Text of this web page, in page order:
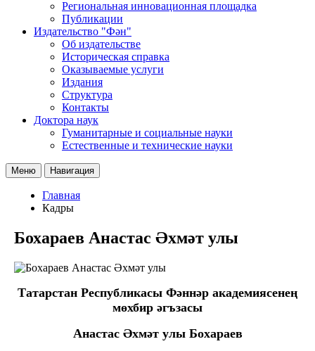
Региональная инновационная площадка
Публикации
Издательство "Фән"
Об издательстве
Историческая справка
Оказываемые услуги
Издания
Структура
Контакты
Доктора наук
Гуманитарные и социальные науки
Естественные и технические науки
Меню Навигация
Главная
Кадры
Бохараев Анастас Әхмәт улы
Татарстан Республикасы Фәннәр академиясенең
мөхбир әгъзасы
Анастас Әхмәт улы Бохараев